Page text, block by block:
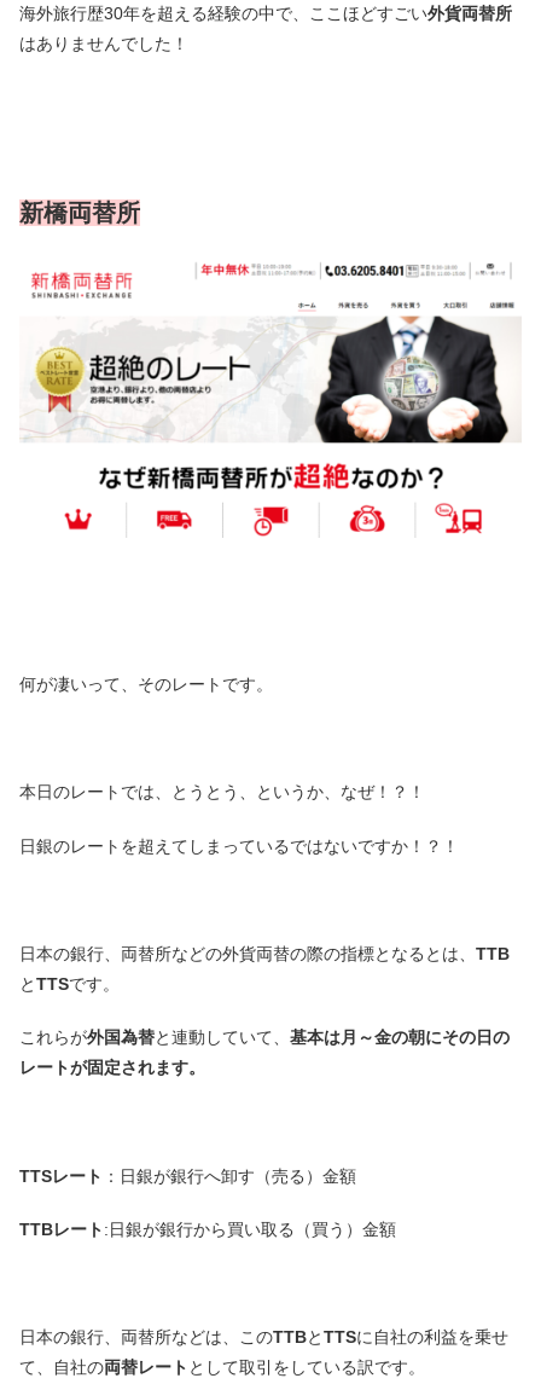
海外旅行歴30年を超える経験の中で、ここほどすごい外貨両替所
はありませんでした！
新橋両替所
何が凄いって、そのレートです。
本日のレートでは、とうとう、というか、なぜ！？！
日銀のレートを超えてしまっているではないですか！？！
日本の銀行、両替所などの外貨両替の際の指標となるとは、 TTB
とTTSです。
これらが外国為替と連動していて、 基本は月～金の朝にその日の
レートが固定されます。
TTSレート ：日銀が銀行へ卸す（売る）金額
TTBレート:日銀が銀行から買い取る（買う）金額
日本の銀行、両替所などは、このTTBとTTSに自社の利益を乗せ
て、自社の両替レート として取引をしている訳です。